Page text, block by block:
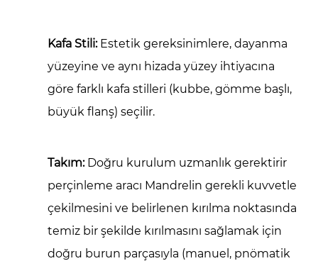
Kafa Stili: Estetik gereksinimlere, dayanma
yüzeyine ve aynı hizada yüzey ihtiyacına
göre farklı kafa stilleri (kubbe, gömme başlı,
büyük flanş) seçilir.
Takım: Doğru kurulum uzmanlık gerektirir
perçinleme aracı Mandrelin gerekli kuvvetle
çekilmesini ve belirlenen kırılma noktasında
temiz bir şekilde kırılmasını sağlamak için
doğru burun parçasıyla (manuel, pnömatik